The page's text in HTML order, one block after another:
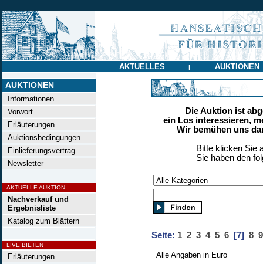
AKTUELLES | AUKTIONEN
AUKTIONEN
Informationen
Vorwort
Erläuterungen
Auktionsbedingungen
Einlieferungsvertrag
Newsletter
AKTUELLE AUKTION
Nachverkauf und
Ergebnisliste
Katalog zum Blättern
LIVE BIETEN
Erläuterungen
Die Auktion ist
ein Los interessieren,
Wir bemühen uns
Bitte klicken Sie
Sie haben den
Seite: 1 2 3 4 5 6 [7] 8 9
Alle Angaben in Euro